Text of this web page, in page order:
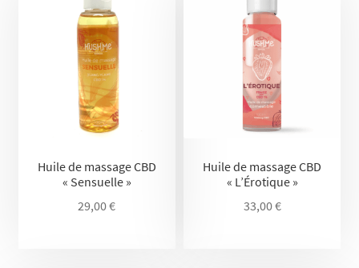
Huile de massage CBD
« Sensuelle »
29,00€
Huile de massage CBD
« L’Érotique »
33,00€